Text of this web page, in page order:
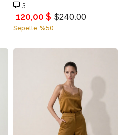
3
$240.00
120,00 $
Sepette %50